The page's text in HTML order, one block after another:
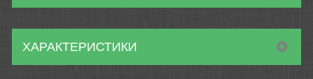
ХАРАКТЕРИСТИКИ